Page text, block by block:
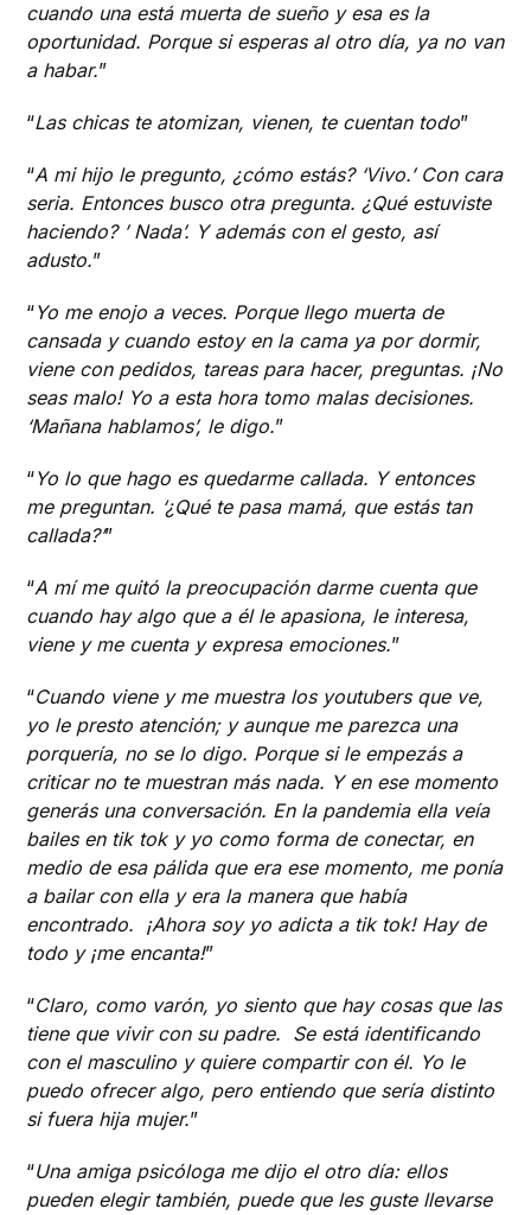
cuando una está muerta de sueño y esa es la
oportunidad. Porque si esperas al otro día, ya no van
a habar.”
“Las chicas te atomizan, vienen, te cuentan todo”
“A mi hijo le pregunto, ¿cómo estás? ‘Vivo.’ Con cara
seria. Entonces busco otra pregunta. ¿Qué estuviste
haciendo? ’ Nada’. Y además con el gesto, así
adusto.”
“Yo me enojo a veces. Porque llego muerta de
cansada y cuando estoy en la cama ya por dormir,
viene con pedidos, tareas para hacer, preguntas. ¡No
seas malo! Yo a esta hora tomo malas decisiones.
‘Mañana hablamos’, le digo.”
“Yo lo que hago es quedarme callada. Y entonces
me preguntan. ‘¿Qué te pasa mamá, que estás tan
callada?’”
“A mí me quitó la preocupación darme cuenta que
cuando hay algo que a él le apasiona, le interesa,
viene y me cuenta y expresa emociones.”
“Cuando viene y me muestra los youtubers que ve,
yo le presto atención; y aunque me parezca una
porquería, no se lo digo. Porque si le empezás a
criticar no te muestran más nada. Y en ese momento
generás una conversación. En la pandemia ella veía
bailes en tik tok y yo como forma de conectar, en
medio de esa pálida que era ese momento, me ponía
a bailar con ella y era la manera que había
encontrado. ¡Ahora soy yo adicta a tik tok! Hay de
todo y ¡me encanta!”
“Claro, como varón, yo siento que hay cosas que las
tiene que vivir con su padre. Se está identificando
con el masculino y quiere compartir con él. Yo le
puedo ofrecer algo, pero entiendo que sería distinto
si fuera hija mujer.”
“Una amiga psicóloga me dijo el otro día: ellos
pueden elegir también, puede que les guste llevarse